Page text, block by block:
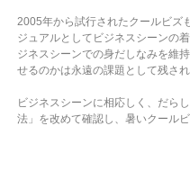
2005年から試行されたクールビズ
ジュアルとしてビジネスシーンの
ジネスシーンでの身だしなみを維
せるのかは永遠の課題として残され
ビジネスシーンに相応しく、だら
法」を改めて確認し、暑いクール